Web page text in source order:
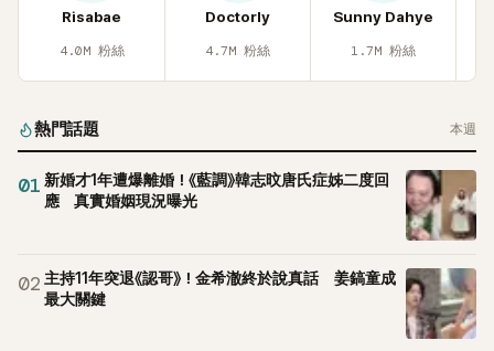
Risabae
4.0M 粉絲
Doctorly
4.7M 粉絲
Sunny Dahye
1.7M 粉絲
熱門話題 本週
01 新婚才1年遭爆離婚！《藍調》韓志旼唐氏症姊二度回
應 真實婚姻現況曝光
02 主持11年突退《認哥》！金希澈終於說真話 姜鎬童成
最大關鍵